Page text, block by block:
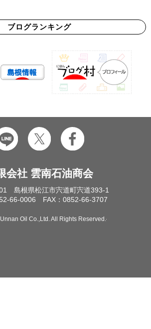
ブログランキング
会社 雲南石油商会
島根県松江市宍道町宍道393-1
66-0006 FAX：0852-66-3707
Oil Co.,Ltd. All Rights Reserved.